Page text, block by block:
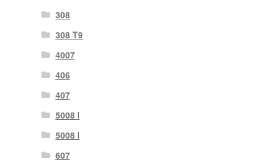
308
308 T9
4007
406
407
5008 I
5008 I
607